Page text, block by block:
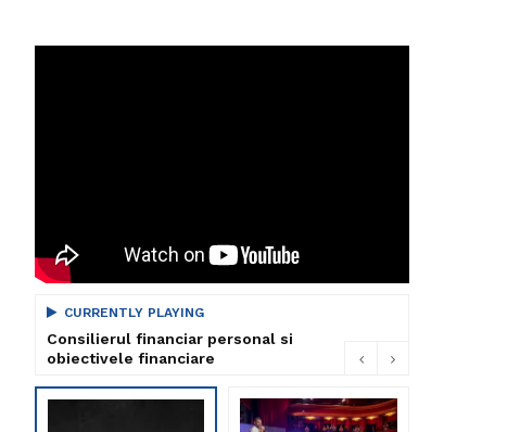
CURRENTLY PLAYING
Consilierul financiar personal si
obiectivele financiare